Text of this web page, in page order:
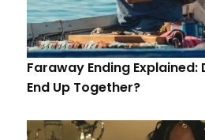
Faraway Ending
End Up Together?